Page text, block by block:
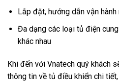
Lắp đặt, hướng dẫn vận
Đa dạng các loại tủ điện
khác nhau
Khi đến với Vnatech quý khách
thông tin về tủ điều khiển chi